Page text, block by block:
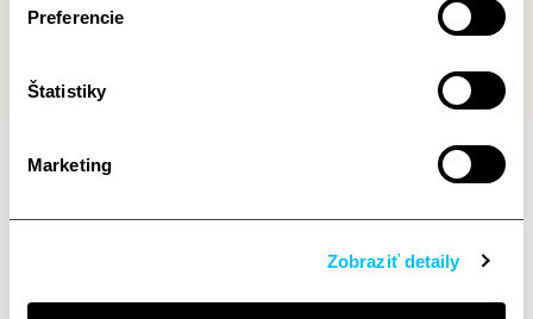
kontaktovať a ako spracovávame osobné údaje v
Preferencie
Štatistiky
Marketing
Zobraziť detaily